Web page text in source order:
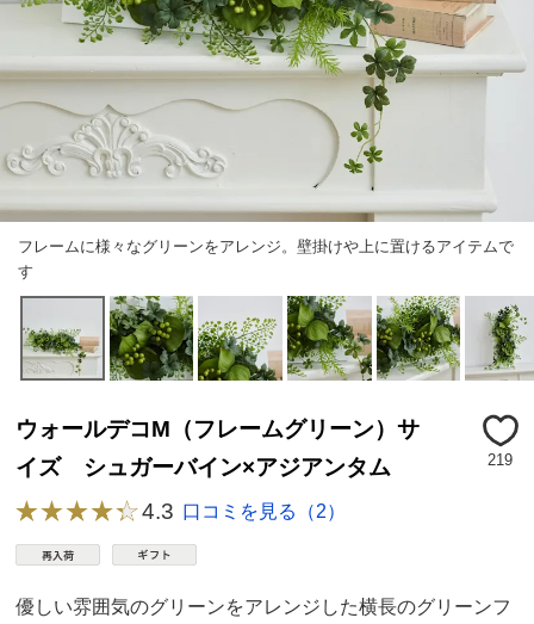
フレームに様々なグリーンをアレンジ。壁掛けや上に置けるアイテムで
す
ウォールデコМ（フレームグリーン）サ
イズ シュガーバイン×アジアンタム
219
4.3 口コミを見る（2）
優しい雰囲気のグリーンをアレンジした横長のグリーンフ